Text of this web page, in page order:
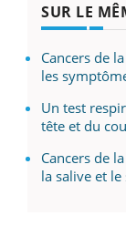
SUR LE
Cancers de
les
Un test
tête et du cou
Cancers de
la salive et le